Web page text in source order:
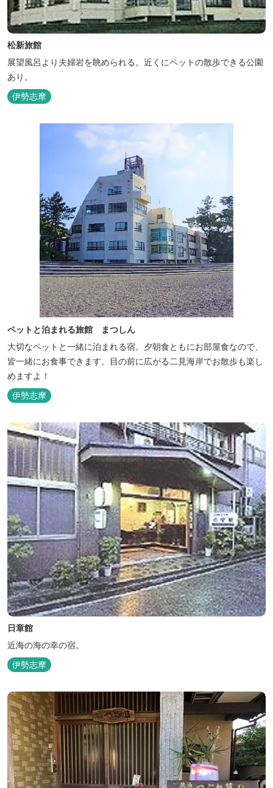
松新旅館
展望風呂より夫婦岩を眺められる。近くにペットの散歩できる公園
あり。
伊勢志摩
ペットと泊まれる旅館 まつしん
大切なペットと一緒に泊まれる宿。夕朝食ともにお部屋食なので、
皆一緒にお食事できます。目の前に広がる二見海岸でお散歩も楽し
めますよ！
伊勢志摩
日章館
近海の海の幸の宿。
伊勢志摩